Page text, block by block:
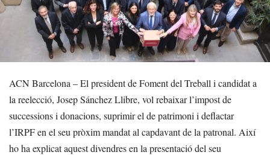
ACN Barcelona – El president de Foment del Treball i candidat a
la reelecció, Josep Sánchez Llibre, vol rebaixar l’impost de
successions i donacions, suprimir el de patrimoni i deflactar
l’IRPF en el seu pròxim mandat al capdavant de la patronal. Així
ho ha explicat aquest divendres en la presentació del seu